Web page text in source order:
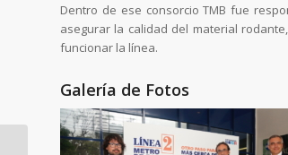
Dentro de ese consorcio TMB fue
asegurar la calidad del material
funcionar la línea.
Galería de Fotos